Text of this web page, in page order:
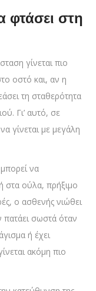
φτάσει στη
γίνεται πιο
οστό και, αν η
τη σταθερότητα
Γι’ αυτό, σε
γίνεται με μεγάλη
να
στα ούλα, πρήξιμο
ο ασθενής νιώθει
πατάει σωστά όταν
ή έχει
ακόμη πιο